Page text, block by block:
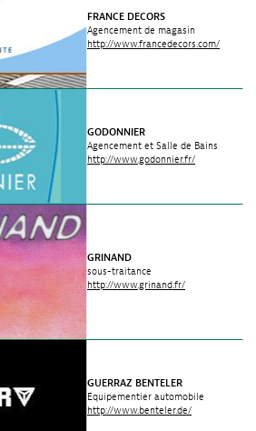
FRANCE DECORS
Agencement de magasin
http://www.francedecors.com/
GODONNIER
Agencement et Salle de Bains
http://www.godonnier.fr/
GRINAND
sous-traitance
http://www.grinand.fr/
GUERRAZ BENTELER
Equipementier automobile
http://www.benteler.de/